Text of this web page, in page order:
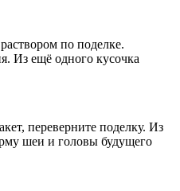
по поделке.
Из ещё одного кусочка
переверните поделку. Из
шеи и головы будущего